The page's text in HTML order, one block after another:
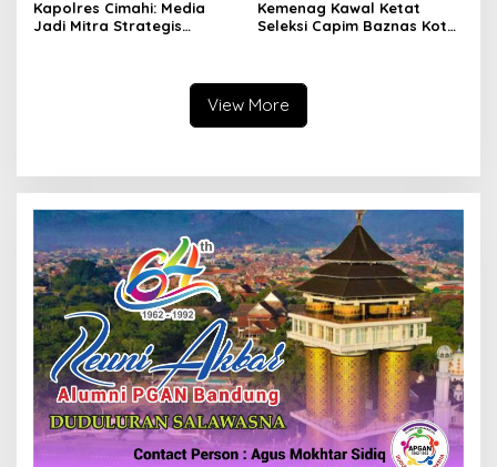
Kapolres Cimahi: Media
Jadi Mitra Strategis
Kemenag Kawal Ketat
Seleksi Capim Baznas Kota
View More